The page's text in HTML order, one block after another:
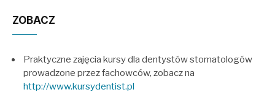
ZOBACZ
Praktyczne zajęcia kursy dla dentystów stomatologów
prowadzone przez fachowców, zobacz na
http://www.kursydentist.pl